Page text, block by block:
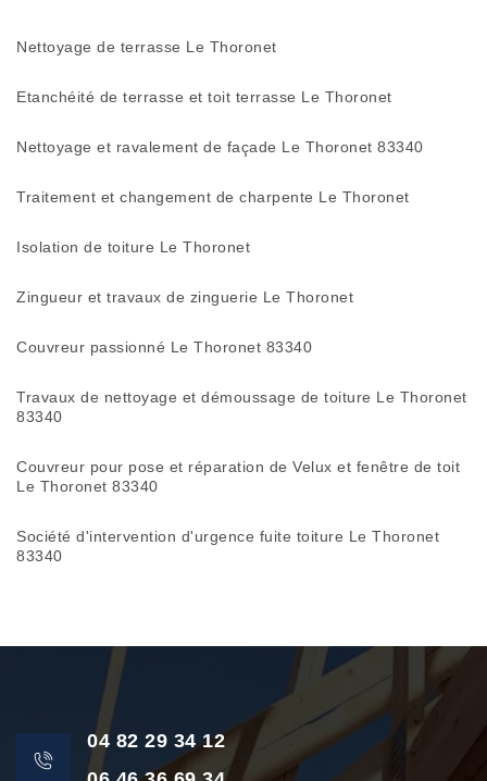
Nettoyage de terrasse Le Thoronet
Etanchéité de terrasse et toit terrasse Le Thoronet
Nettoyage et ravalement de façade Le Thoronet 83340
Traitement et changement de charpente Le Thoronet
Isolation de toiture Le Thoronet
Zingueur et travaux de zinguerie Le Thoronet
Couvreur passionné Le Thoronet 83340
Travaux de nettoyage et démoussage de toiture Le Thoronet
83340
Couvreur pour pose et réparation de Velux et fenêtre de toit
Le Thoronet 83340
Société d'intervention d'urgence fuite toiture Le Thoronet
83340
04 82 29 34 12